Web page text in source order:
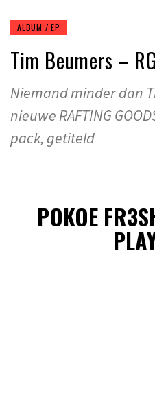
ALBUM / EP
Tim Beumers –
Niemand minder dan
nieuwe RAFTING
pack, getiteld
POKOE